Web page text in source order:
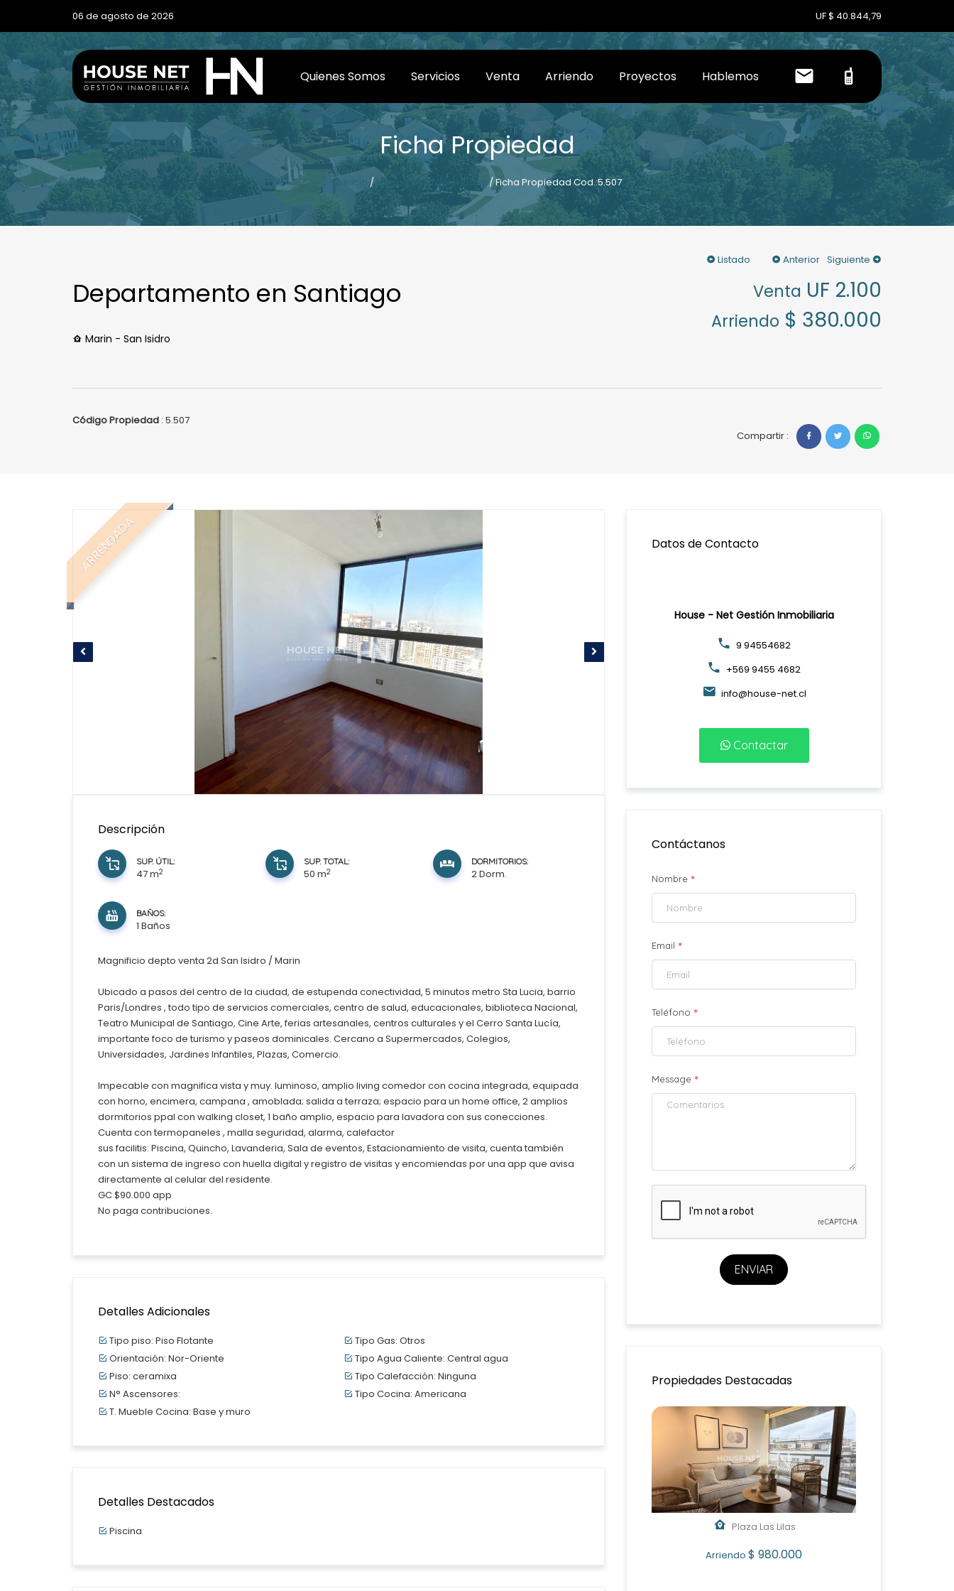
06 de agosto de 2026 UF $ 40.844,79
Quienes Somos Servicios Venta Arriendo Proyectos Hablemos
Ficha Propiedad
Inicio /Listado de Propiedades / Ficha Propiedad Cod.:5.507
Listado Anterior Siguiente
Departamento en Santiago
Marin - San Isidro
Venta UF 2.100
Arriendo $ 380.000
Código Propiedad : 5.507
Compartir :
ARRENDADA
Descripción
SUP. ÚTIL:
47 m2
SUP. TOTAL:
50 m2
DORMITORIOS:
2 Dorm.
BAÑOS:
1 Baños
Magnificio depto venta 2d San Isidro / Marin
Ubicado a pasos del centro de la ciudad, de estupenda conectividad, 5 minutos metro Sta Lucia, barrio
Paris/Londres , todo tipo de servicios comerciales, centro de salud, educacionales, biblioteca Nacional,
Teatro Municipal de Santiago, Cine Arte, ferias artesanales, centros culturales y el Cerro Santa Lucía,
importante foco de turismo y paseos dominicales. Cercano a Supermercados, Colegios,
Universidades, Jardines Infantiles, Plazas, Comercio.
Impecable con magnifica vista y muy. luminoso, amplio living comedor con cocina integrada, equipada
con horno, encimera, campana , amoblada; salida a terraza; espacio para un home office, 2 amplios
dormitorios ppal con walking closet, 1 baño amplio, espacio para lavadora con sus conecciones.
Cuenta con termopaneles , malla seguridad, alarma, calefactor
sus facilitis: Piscina, Quincho, Lavanderia, Sala de eventos, Estacionamiento de visita, cuenta también
con un sistema de ingreso con huella digital y registro de visitas y encomiendas por una app que avisa
directamente al celular del residente.
GC $90.000 app
No paga contribuciones.
Detalles Adicionales
Tipo piso: Piso Flotante
Orientación: Nor-Oriente
Piso: ceramixa
N° Ascensores:
T. Mueble Cocina: Base y muro
Tipo Gas: Otros
Tipo Agua Caliente: Central agua
Tipo Calefacción: Ninguna
Tipo Cocina: Americana
Detalles Destacados
Piscina
Datos de Contacto
House - Net Gestión Inmobiliaria
9 94554682
+569 9455 4682
info@house-net.cl
Contactar
Contáctanos
Nombre *
Email *
Teléfono *
Message *
ENVIAR
Propiedades Destacadas
Plaza Las Lilas
Arriendo $ 980.000